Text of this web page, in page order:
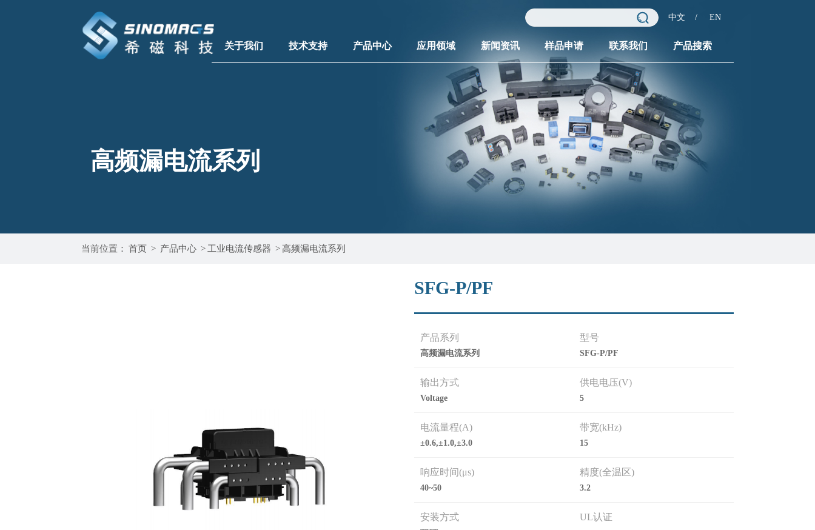
中文 / EN
关于我们 技术支持 产品中心 应用领域 新闻资讯 样品申请 联系我们 产品搜索
高频漏电流系列
当前位置： 首页 > 产品中心 > 工业电流传感器 > 高频漏电流系列
SFG-P/PF
产品系列
高频漏电流系列
型号
SFG-P/PF
输出方式
Voltage
供电电压(V)
5
电流量程(A)
±0.6,±1.0,±3.0
带宽(kHz)
15
响应时间(μs)
40~50
精度(全温区)
3.2
安装方式 UL认证